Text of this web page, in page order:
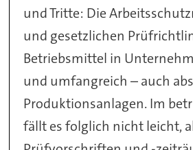
und Tritte: Die
und gesetzlichen
Betriebsmittel in
und umfangreich – auch
Produktionsanlagen. Im
fällt es folglich nicht leicht,